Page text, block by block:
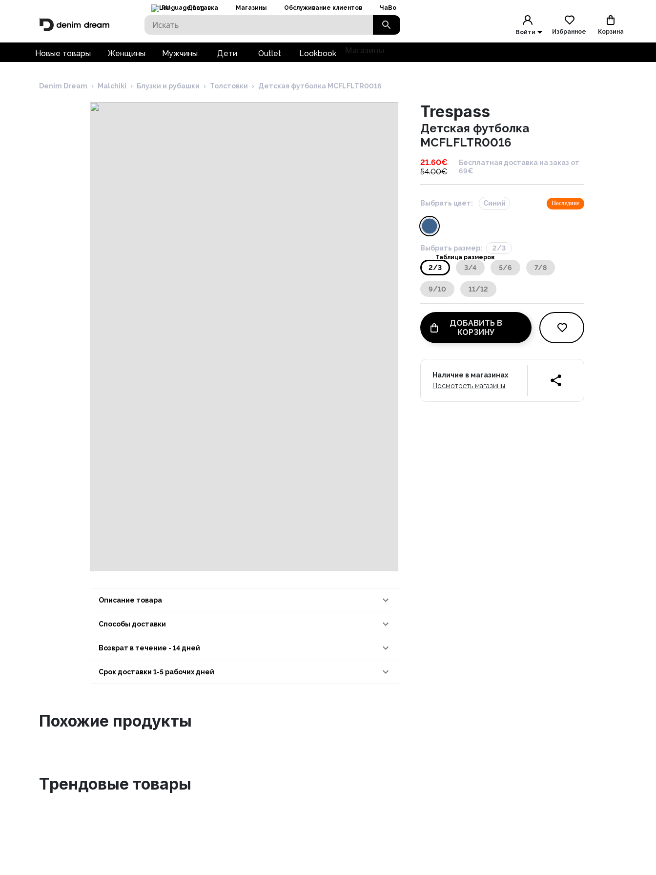
RU Доставка Магазины Обслуживание клиентов ЧаВо
Войти Избранное Корзина
Новые товары Женщины Мужчины Дети Outlet Lookbook Магазины
Denim Dream › Malchiki › Блузки и рубашки › Толстовки › Детская футболка MCFLFLTR0016
Описание товара
Способы доставки
Возврат в течение - 14 дней
Срок доставки 1-5 рабочих дней
Trespass
Детская футболка
MCFLFLTR0016
21.60€
54.00€
Бесплатная доставка на заказ от
69€
Выбрать цвет: Синий Последние
Выбрать размер: 2/3
Таблица размеров
2/3 3/4 5/6 7/8
9/10 11/12
ДОБАВИТЬ В
КОРЗИНУ
Наличие в магазинах
Посмотреть магазины
Похожие продукты
Tрендовые товары